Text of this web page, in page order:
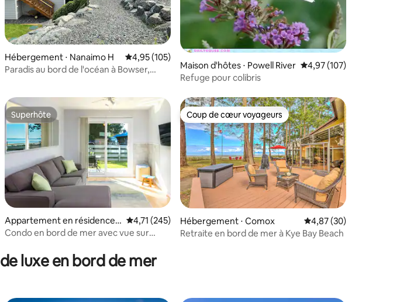
sur 5sur la base de 68 commentaires : 4,97 sur 5
Hébergement ⋅ Nanaimo H Évaluation moyenne sur la base de 105 commentaires : 4,95 sur 5
4,95 (105)
Paradis au bord de l'océan à Bowser,
Maison d'hôtes ⋅ Powell River Évaluation moyenne
4,97 (107)
Refuge pour colibris
sur 5
sur la base de 198 commentaires : 4,99 sur 5
Superhôte
Superhôte
Appartement en résidence ⋅
Courtenay
Évaluation moyenne sur la base de 245 commentaires : 4,71 sur 5
4,71 (245)
Condo en bord de mer avec vue sur
Coup de cœur voyageurs
Coup de cœur voyageurs
Hébergement ⋅ Comox Évaluation moyenne
4,87 (30)
Retraite en bord de mer à Kye Bay Beach
luxe en bord de mer